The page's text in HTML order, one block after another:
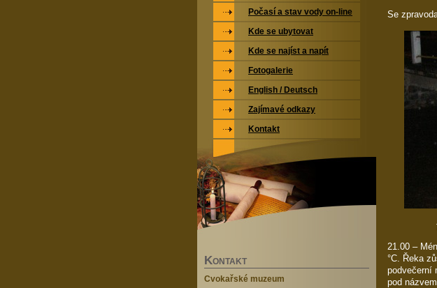
Se
21.00 –
°C. Řeka
podvečerní
pod
Počasí a stav vody on-line
Kde se ubytovat
Kde se najíst a napít
Fotogalerie
English / Deutsch
Zajímavé odkazy
Kontakt
KONTAKT
Cvokařské muzeum